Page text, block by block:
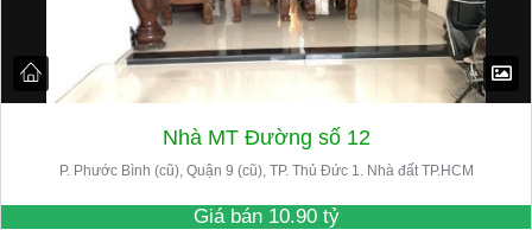
Nhà MT Đường số 12
P. Phước Bình (cũ), Quận 9 (cũ), TP. Thủ Đức 1. Nhà đất TP.HCM
Giá bán 10.90 tỷ